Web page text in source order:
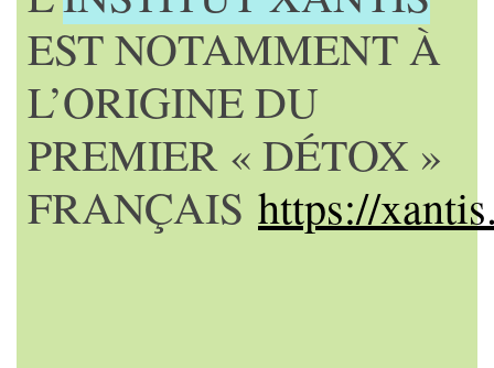
EST NOTAMMENT À
L’ORIGINE DU
PREMIER « DÉTOX »
FRANÇAIS https://